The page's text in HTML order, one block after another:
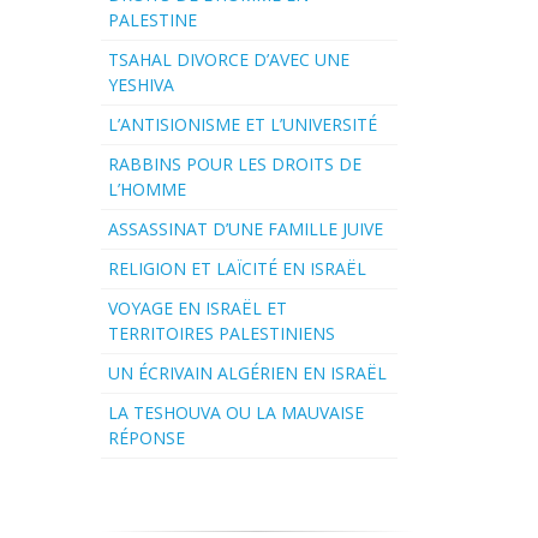
PALESTINE
TSAHAL DIVORCE D’AVEC UNE
YESHIVA
L’ANTISIONISME ET L’UNIVERSITÉ
RABBINS POUR LES DROITS DE
L’HOMME
ASSASSINAT D’UNE FAMILLE JUIVE
RELIGION ET LAÏCITÉ EN ISRAËL
VOYAGE EN ISRAËL ET
TERRITOIRES PALESTINIENS
UN ÉCRIVAIN ALGÉRIEN EN ISRAËL
LA TESHOUVA OU LA MAUVAISE
RÉPONSE